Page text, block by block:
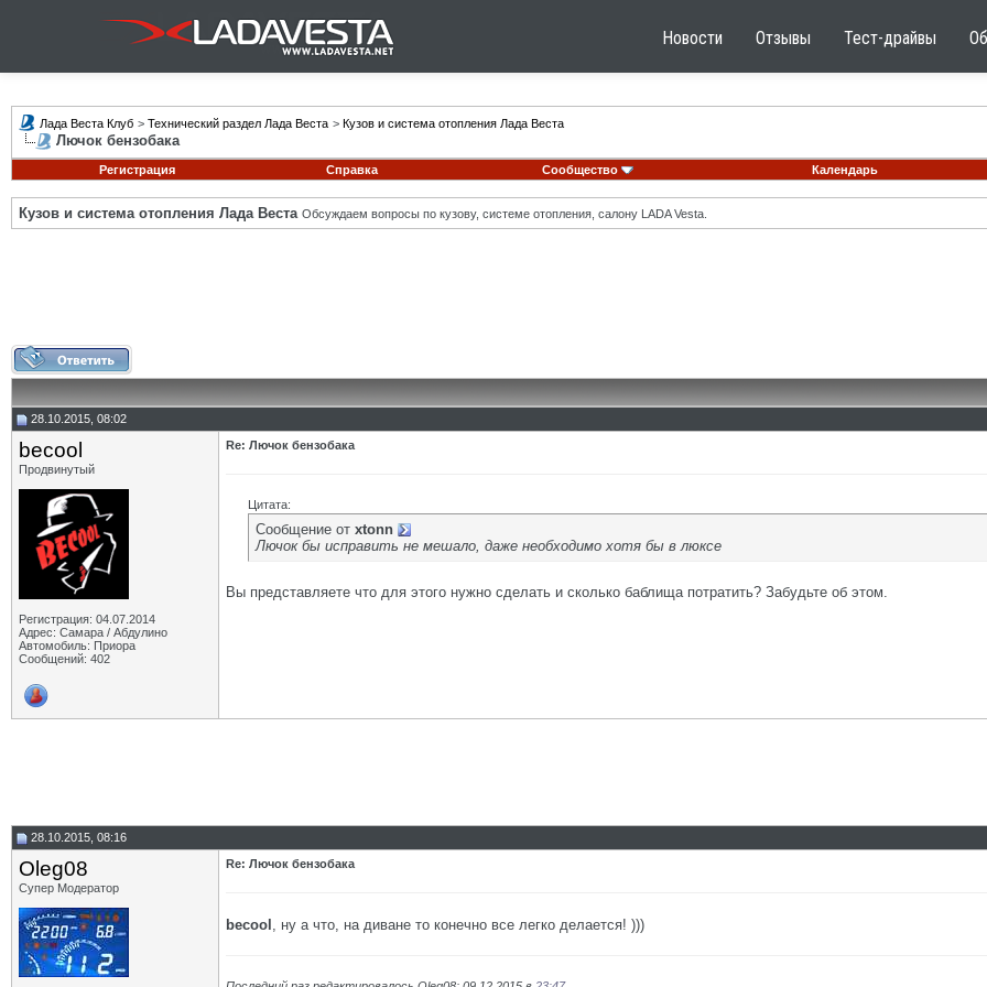
Новости Отзывы Тест-драйвы
Лада Веста Клуб > Технический раздел Лада Веста > Кузов и система отопления Лада Веста
Лючок бензобака
Регистрация Справка Сообщество Календарь
Кузов и система отопления Лада Веста Обсуждаем вопросы по кузову, системе отопления, салону LADA Vesta.
28.10.2015, 08:02
becool
Продвинутый
Регистрация: 04.07.2014
Адрес: Самара / Абдулино
Автомобиль: Приора
Сообщений: 402
Re: Лючок бензобака
Цитата:
Сообщение от xtonn
Лючок бы исправить не мешало, даже необходимо хотя бы в люксе
Вы представляете что для этого нужно сделать и сколько баблища потратить? Забудьте об этом.
28.10.2015, 08:16
Oleg08
Супер Модератор
Re: Лючок бензобака
becool , ну а что, на диване то конечно все легко делается! )))